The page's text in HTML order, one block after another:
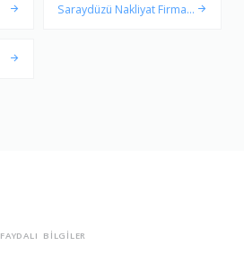
Saraydüzü Nakliyat Firmala
FAYDALI BİLGİLER